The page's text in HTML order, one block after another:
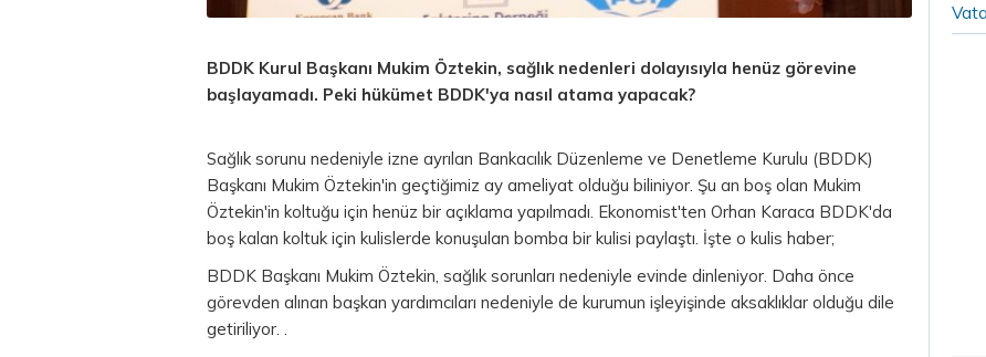
BDDK Kurul Başkanı Mukim Öztekin, sağlık nedenleri dolayısıyla henüz görevine
başlayamadı. Peki hükümet BDDK'ya nasıl atama yapacak?
Sağlık sorunu nedeniyle izne ayrılan Bankacılık Düzenleme ve Denetleme Kurulu (BDDK)
Başkanı Mukim Öztekin'in geçtiğimiz ay ameliyat olduğu biliniyor. Şu an boş olan Mukim
Öztekin'in koltuğu için henüz bir açıklama yapılmadı. Ekonomist'ten Orhan Karaca BDDK'da
boş kalan koltuk için kulislerde konuşulan bomba bir kulisi paylaştı. İşte o kulis haber;
BDDK Başkanı Mukim Öztekin, sağlık sorunları nedeniyle evinde dinleniyor. Daha önce
görevden alınan başkan yardımcıları nedeniyle de kurumun işleyişinde aksaklıklar olduğu dile
getiriliyor. .